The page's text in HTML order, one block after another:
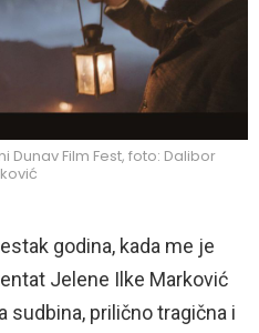
Film Fest, foto: Dalibor
godina, kada me je
Jelene Ilke Marković
sudbina, prilično tragična i